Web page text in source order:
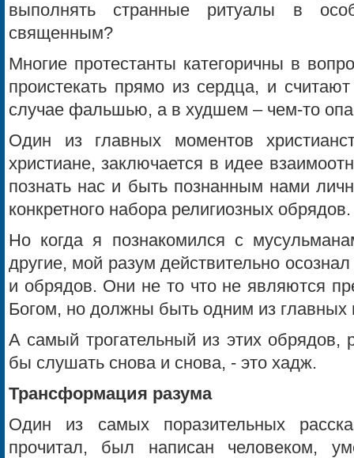
выполнять странные ритуалы в
священным?
Многие протестанты категоричны в
проистекать прямо из сердца, и
случае фальшью, а в худшем – чем-то
Один из главных моментов
христиане, заключается в идее
познать нас и быть познанным нами
конкретного набора религиозных обрядов.
Но когда я познакомился с
другие, мой разум действительно
и обрядов. Они не то что не являются
Богом, но должны быть одним из главных
А самый трогательный из этих обрядов,
бы слушать снова и снова, - это хадж.
Трансформация разума
Один из самых поразительных
прочитал, был написан человеком,